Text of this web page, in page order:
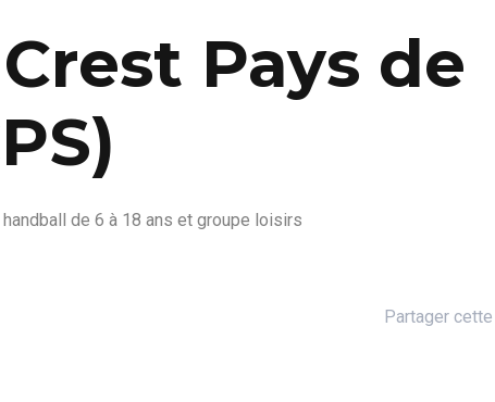
Pays de
de 6 à 18 ans et groupe loisirs
Partager